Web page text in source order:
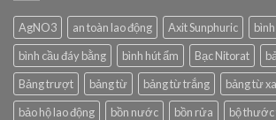
AgNO3 an toàn lao động Axit Sunphuric
bình
bình cầu đáy bằng
bình hút ẩm Bạc Nitorat
Bảng trượt
bảng từ bảng từ trắng
bảng từ
bảo hộ lao động
bồn nước bồn rửa
bộ thước